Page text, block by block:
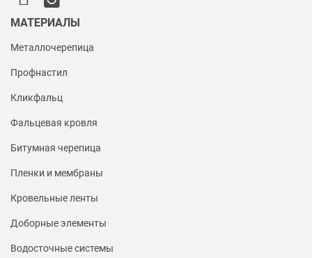
МАТЕРИАЛЫ
Металлочерепица
Профнастил
Кликфальц
Фальцевая кровля
Битумная черепица
Пленки и мембраны
Кровельные ленты
Доборные элементы
Водосточные системы